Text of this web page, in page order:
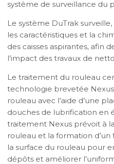
système de surveillance du
Le système DuTrak
les caractéristiques et la
des caisses aspirantes, afin
l’impact des travaux de
Le traitement du rouleau
technologie brevetée
rouleau avec l’aide d’une
douches de lubrification en
traitement Nexus prévoit à
rouleau et la formation
la surface du rouleau pour
dépôts et améliorer